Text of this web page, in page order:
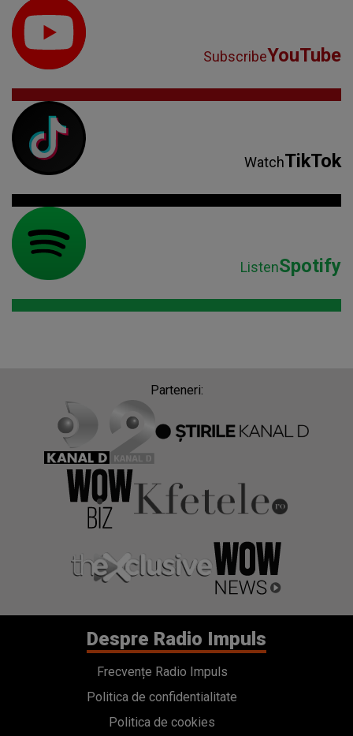
SubscribeYouTube
WatchTikTok
ListenSpotify
Parteneri:
Despre Radio Impuls
Frecvențe Radio Impuls
Politica de confidentialitate
Politica de cookies